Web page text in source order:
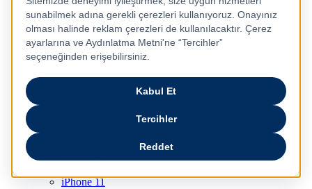
iPhone Air
iPhone 16 Pro Max
iPhone 17 Pro Max
iPhone 16E
iPhone 15
iPhone 15 Pro Max
iPhone 14 Pro Max
iPhone 11